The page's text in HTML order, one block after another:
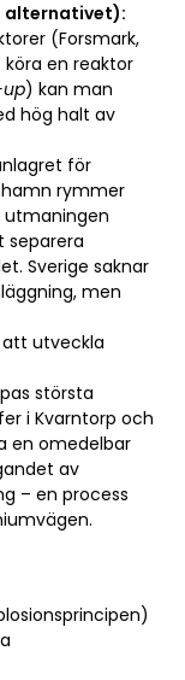
alternativet):
(Forsmark,
köra en reaktor
) kan man
hög halt av
för
rymmer
utmaningen
separera
Sverige saknar
men
utveckla
största
i Kvarntorp och
en omedelbar
av
– en process